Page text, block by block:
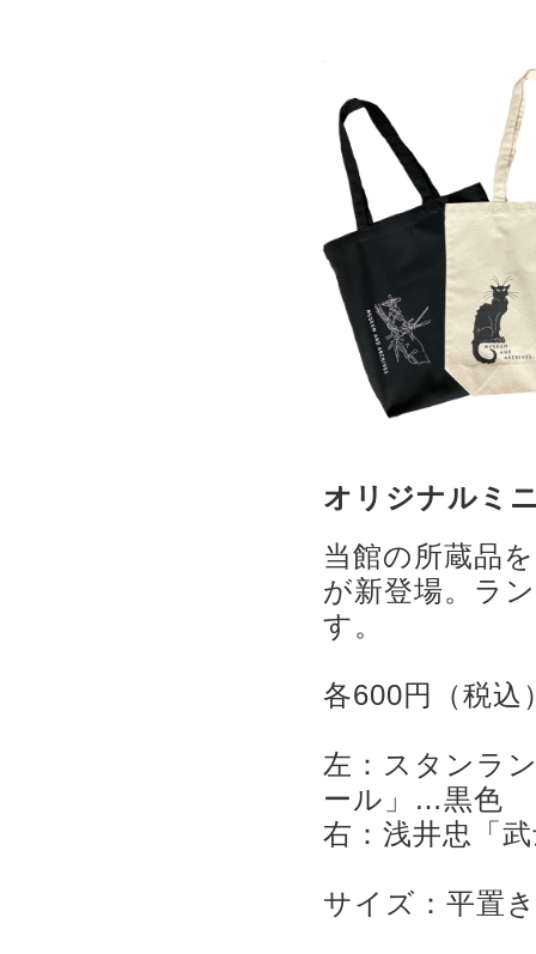
オリジナルミ
当館の所蔵品
が新登場。ラ
す。
各600円（税込
左：スタンラ
ール」…黒色
右：浅井忠「
サイズ：平置